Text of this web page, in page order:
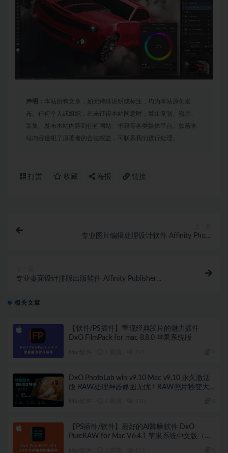
声明： 本站所有文章，如无特殊说明或标注，均为本站原创发
布。任何个人或组织，在未征得本站同意时，禁止复制、盗用、
采集、发布本站内容到任何网站、书籍等各类媒体平台。如若本
站内容侵犯了原著者的合法权益，可联系我们进行处理。
打赏 收藏 海报 链接
专业图片编辑处理设计软件 Affinity Photo
专业桌面设计排版出版软件 Affinity Publisher
相关文章
【软件/PS插件】重现经典胶片的魅力插件
DxO FilmPack for mac 8.8.0 苹果系统版
DxO PhotoLab win v9.10 Mac v9.10 永久激活
版 RAW处理神器修图无忧！RAW照片秒变大
【PS插件/软件】最好的AI降噪软件 DxO
PureRAW for Mac V6.4.1 苹果系统中文版（附